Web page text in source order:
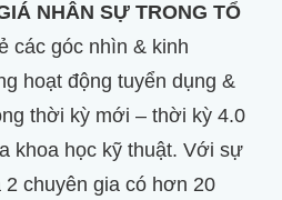
NHÂN SỰ TRONG TỔ
các góc nhìn & kinh
hoạt động tuyển dụng &
thời kỳ mới – thời kỳ 4.0
khoa học kỹ thuật. Với sự
chuyên gia có hơn 20